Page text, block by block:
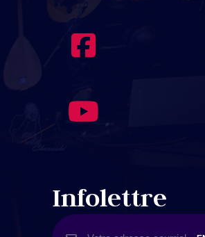
Infolettre